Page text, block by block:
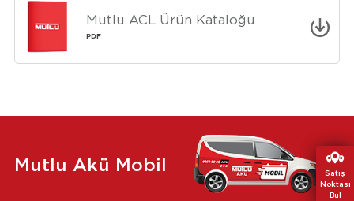
Satış
Noktası
Bul
Satış
Noktası
Bul
Mutlu ACL Ürün Kataloğu
PDF
Mutlu Akü Mobil